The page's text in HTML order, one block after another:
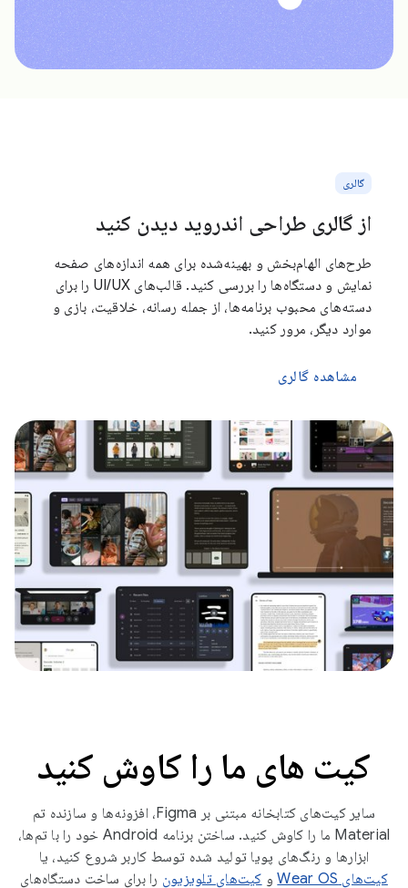
گالری
از گالری طراحی اندروید دیدن کنید
طرح‌های الهام‌بخش و بهینه‌شده برای همه اندازه‌های صفحه
نمایش و دستگاه‌ها را بررسی کنید. قالب‌های UI/UX را برای
دسته‌های محبوب برنامه‌ها، از جمله رسانه، خلاقیت، بازی و
موارد دیگر، مرور کنید.
مشاهده گالری
کیت های ما را کاوش کنید
سایر کیت‌های کتابخانه مبتنی بر Figma، افزونه‌ها و سازنده تم
Material ما را کاوش کنید. ساختن برنامه Android خود را با تم‌ها،
ابزارها و رنگ‌های پویا تولید شده توسط کاربر شروع کنید، یا
کیت‌های Wear OS
و کیت‌های تلویزیون را برای ساخت دستگاه‌های